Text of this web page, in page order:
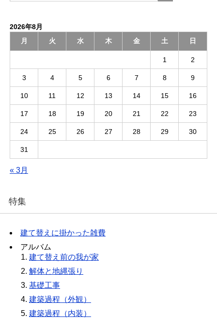
2026年8月
月
火 水 木 金 土 日
1 2
3 4 5 6 7 8 9
10 11 12 13 14 15 16
17 18 19 20 21 22 23
24 25 26 27 28 29 30
31
« 3月
特集
建て替えに掛かった雑費
アルバム
建て替え前の我が家
解体と地縄張り
基礎工事
建築過程（外観）
建築過程（内装）